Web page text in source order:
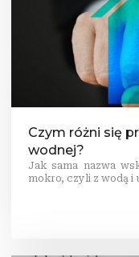
Czym różni się
wodnej?
Jak sama nazwa
mokro, czyli z wodą i